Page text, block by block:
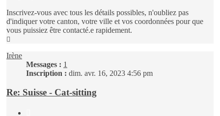
Inscrivez-vous avec tous les détails possibles, n'oubliez pas
d'indiquer votre canton, votre ville et vos coordonnées pour que
vous puissiez être contacté.e rapidement.
Irène
Messages : 1
Inscription : dim. avr. 16, 2023 4:56 pm
Re: Suisse - Cat-sitting